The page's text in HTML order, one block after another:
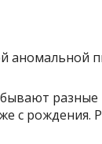
аномальной
с рождения.